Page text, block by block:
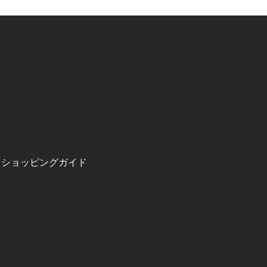
ショッピングガイド